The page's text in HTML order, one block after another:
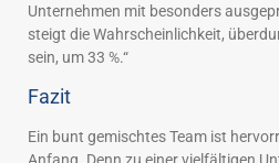
Unternehmen mit besonders
steigt die Wahrscheinlichkeit,
sein, um 33 %.“
Fazit
Ein bunt gemischtes Team ist